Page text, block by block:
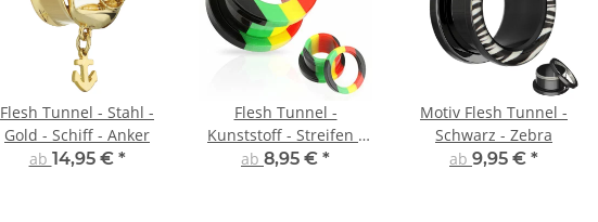
Flesh Tunnel - Stahl -
Gold - Schiff - Anker
ab 14,95 € *
Flesh Tunnel -
Kunststoff - Streifen -
Rasta
ab 8,95 € *
Motiv Flesh Tunnel -
Schwarz - Zebra
ab 9,95 € *